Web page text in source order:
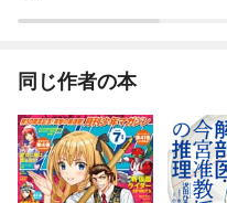
同じ作者の本